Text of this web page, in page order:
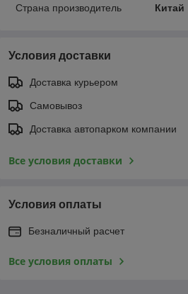
Страна производитель Китай
Условия доставки
Доставка курьером
Самовывоз
Доставка автопарком компании
Все условия доставки
Условия оплаты
Безналичный расчет
Все условия оплаты